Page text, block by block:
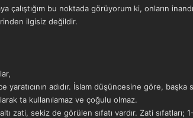
çalıştığım bu noktada görüyorum ki, onların
ilgisiz değildir.
yaratıcının adıdır. İslam düşüncesine göre,
ta kullanılamaz ve çoğulu olmaz.
altı zati, sekiz de görülen sıfatı vardır. Zati